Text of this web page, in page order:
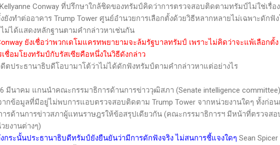
Kellyanne Conway ที่ปรึกษาใกล้ชิดของทรัมป์คิดว่าการตรวจสอบติดตามทรัมป์ไม่ใช่เรื่อ
ยังทำต่ออาคาร Trump Tower ศูนย์อำนวยการเลือกตั้งด้วยวิธีหลากหลายไม่เฉพาะดักฟั
ไม่ได้แสดงหลักฐานตามคำกล่าวหาเช่นกัน
ยังเชื่อว่าพวกเดโมแครทพยายามจะล้มรัฐบาลทรัมป์ เพราะไม่คิดว่าจะแพ้เลือกตั้
เชื่อมโยงทรัมป์กับรัสเซียคือหนึ่งในวิธีดังกล่าว
ตประธานาธิบดีโอบามาโต้ว่าไม่ได้ดักฟังทรัมป์ตามคำกล่าวหาแต่อย่างไร
มีนาคม แกนนำคณะกรรมาธิการด้านการข่าววุฒิสภา (Senate intelligence committee)
ากข้อมูลที่มีอยู่ไม่พบการแอบตรวจสอบติดตาม Trump Tower จากหน่วยงานใดๆ ทั้งก่อ
ารด้านการข่าวสภาผู้แทนราษฎรให้ข้อสรุปเดียวกัน (คณะกรรมาธิการฯ มีหน้าที่ตรวจสอ
ยงานต่างๆ)
กระนั้นประธานาธิบดีทรัมป์ยังยืนยันว่ามีการดักฟังจริง ไม่สนการชี้แจงใดๆ Sean Spicer